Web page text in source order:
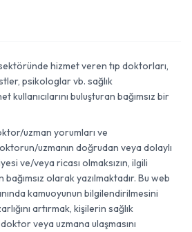
hizmet veren tıp doktorları,
psikologlar vb. sağlık
buluşturan bağımsız bir
uzman yorumları ve
uzmanın doğrudan veya dolaylı
ve/veya ricası olmaksızın, ilgili
olarak yazılmaktadır. Bu web
kamuoyunun bilgilendirilmesini
artırmak, kişilerin sağlık
veya uzmana ulaşmasını